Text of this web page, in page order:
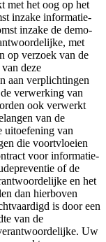
met het oog op het
inzake informatie-
inzake de demo-
met
op verzoek van de
deze
aan verplichtingen
verwerking van
ook verwerkt
van de
uitoefening van
die voortvloeien
voor informatie-
of de
en het
dan hierboven
is door een
van de
Uw